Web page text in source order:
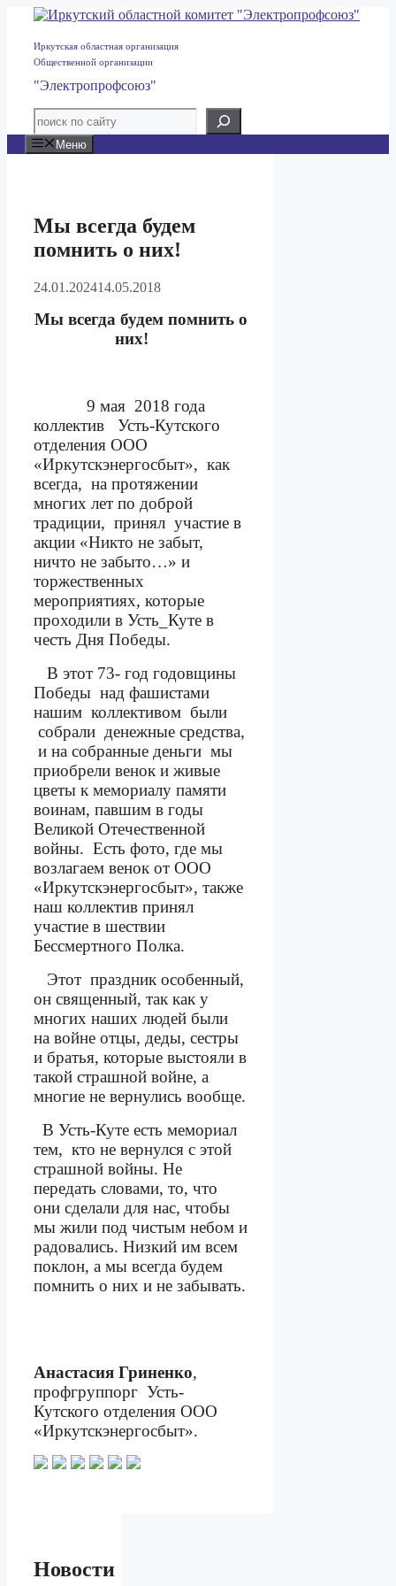
Перейти
содержимому
Иркутская областная организация
Общественной организации
"Электропрофсоюз"
Меню
Мы всегда будем
помнить о них!
24.01.202414.05.2018
Мы всегда будем помнить о
них!
9 мая 2018 года
коллектив
Усть-Кутского
отделения ООО
«Иркутскэнергосбыт», как
всегда, на протяжении
многих лет по доброй
традиции, принял участие в
акции «Никто не забыт,
ничто не забыто…» и
торжественных
мероприятиях, которые
проходили в Усть_Куте в
честь Дня Победы.
В этот 73- год годовщины
Победы над фашистами
нашим коллективом были
собрали денежные средства,
и на собранные деньги мы
приобрели венок и живые
цветы к мемориалу памяти
воинам, павшим в годы
Великой Отечественной
войны. Есть фото, где мы
возлагаем венок от ООО
«Иркутскэнергосбыт», также
наш коллектив принял
участие в шествии
Бессмертного Полка.
Этот праздник особенный,
он священный, так как у
многих наших людей были
на войне отцы, деды, сестры
и братья, которые выстояли в
такой страшной войне, а
многие не вернулись вообще.
В Усть-Куте есть мемориал
тем, кто не вернулся с этой
страшной войны. Не
передать словами, то, что
они сделали для нас, чтобы
мы жили под чистым небом и
радовались. Низкий им всем
поклон, а мы всегда будем
помнить о них и не забывать.
Анастасия Гриненко,
профгруппорг Усть-
Кутского отделения ООО
«Иркутскэнергосбыт».
Новости